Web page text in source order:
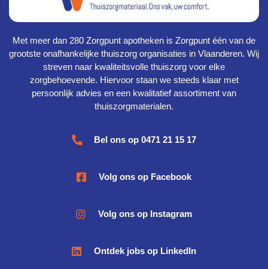
Met meer dan 280 Zorgpunt apotheken is Zorgpunt één van de
grootste onafhankelijke thuiszorg organisaties in Vlaanderen. Wij
streven naar kwaliteitsvolle thuiszorg voor elke
zorgbehoevende. Hiervoor staan we steeds klaar met
persoonlijk advies en een kwalitatief assortiment van
thuiszorgmaterialen.
Bel ons op 0471 21 15 17
Volg ons op Facebook
Volg ons op Instagram
Ontdek jobs op LinkedIn